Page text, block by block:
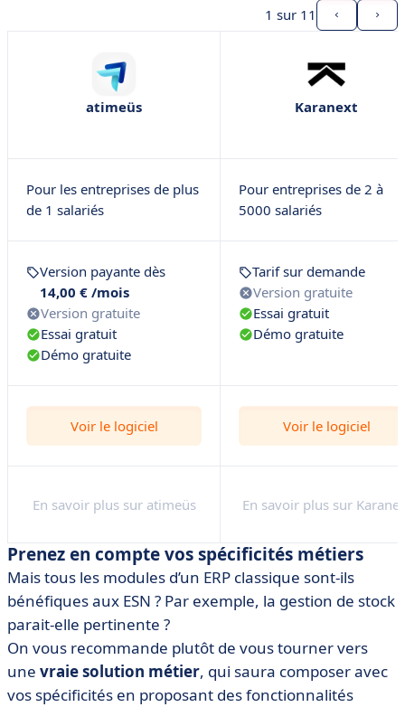
1 sur 11
atimeüs Karanext
Pour les entreprises de plus
de 1 salariés
Pour entreprises de 2 à
5000 salariés
Version payante dès
14,00 € /mois
Version gratuite
Essai gratuit
Démo gratuite
Tarif sur demande
Version gratuite
Essai gratuit
Démo gratuite
Voir le logiciel Voir le logiciel
En savoir plus sur atimeüs En savoir plus sur
Prenez en compte vos spécificités métiers
Mais tous les modules d’un ERP classique sont-ils
bénéfiques aux ESN ? Par exemple, la gestion de stock
parait-elle pertinente ?
On vous recommande plutôt de vous tourner vers
une vraie solution métier, qui saura composer avec
vos spécificités en proposant des fonctionnalités